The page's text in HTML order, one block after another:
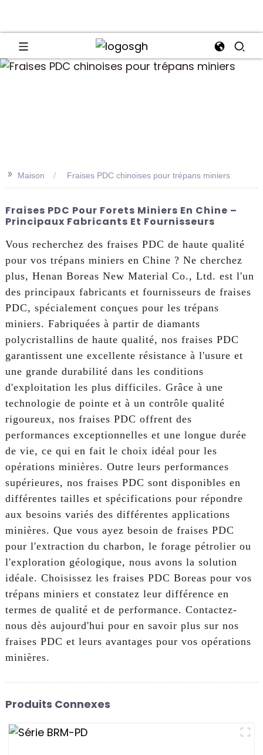
>> Maison Fraises PDC chinoises pour trépans miniers
Fraises PDC Pour Forets Miniers En Chine –
Principaux Fabricants Et Fournisseurs
Vous recherchez des fraises PDC de haute qualité
pour vos trépans miniers en Chine ? Ne cherchez
plus, Henan Boreas New Material Co., Ltd. est l'un
des principaux fabricants et fournisseurs de fraises
PDC, spécialement conçues pour les trépans
miniers. Fabriquées à partir de diamants
polycristallins de haute qualité, nos fraises PDC
garantissent une excellente résistance à l'usure et
une grande durabilité dans les conditions
d'exploitation les plus difficiles. Grâce à une
technologie de pointe et à un contrôle qualité
rigoureux, nos fraises PDC offrent des
performances exceptionnelles et une longue durée
de vie, ce qui en fait le choix idéal pour les
opérations minières. Outre leurs performances
supérieures, nos fraises PDC sont disponibles en
différentes tailles et spécifications pour répondre
aux besoins variés des différentes applications
minières. Que vous ayez besoin de fraises PDC
pour l'extraction du charbon, le forage pétrolier ou
l'exploration géologique, nous avons la solution
idéale. Choisissez les fraises PDC Boreas pour vos
trépans miniers et constatez leur différence en
termes de qualité et de performance. Contactez-
nous dès aujourd'hui pour en savoir plus sur nos
fraises PDC et leurs avantages pour vos opérations
minières.
Produits Connexes